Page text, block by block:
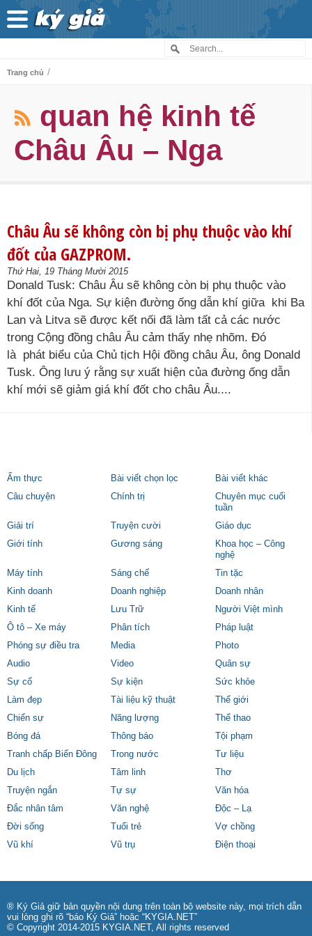
Trang chủ /
quan hệ kinh tế
Châu Âu – Nga
Châu Âu sẽ không còn bị phụ thuộc vào khí
đốt của GAZPROM.
Thứ Hai, 19 Tháng Mười 2015
Donald Tusk: Châu Âu sẽ không còn bị phụ thuộc vào
khí đốt của Nga. Sự kiện đường ống dẫn khí giữa khi Ba
Lan và Litva sẽ được kết nối đã làm tất cả các nước
trong Cộng đồng châu Âu cảm thấy nhẹ nhõm. Đó
là phát biểu của Chủ tịch Hội đồng châu Âu, ông Donald
Tusk. Ông lưu ý rằng sự xuất hiện của đường ống dẫn
khí mới sẽ giảm giá khí đốt cho châu Âu....
Ẩm thực Bài viết chọn lọc
Bài viết khác
Câu chuyện
Chính trị
Chuyên mục cuối
tuần
Giải trí
Truyện cười
Giáo dục
Giới tính
Gương sáng
Khoa học – Công
nghệ
Máy tính
Sáng chế
Tin tặc
Kinh doanh
Doanh nghiệp
Doanh nhân
Kinh tế
Lưu Trữ
Người Việt mình
Ô tô – Xe máy
Phân tích
Pháp luật
Phóng sự điều tra
Media
Photo
Audio
Video
Quân sự
Sự cố
Sự kiện
Sức khỏe
Làm đẹp
Tài liệu kỹ thuật
Thế giới
Chiến sự
Năng lượng
Thể thao
Bóng đá
Thông báo
Tội phạm
Tranh chấp Biển Đông
Trong nước
Tư liệu
Du lịch
Tâm linh
Thơ
Truyện ngắn
Tự sự
Văn hóa
Đắc nhân tâm
Văn nghệ
Độc – Lạ
Đời sống
Tuổi trẻ
Vợ chồng
Vũ khí
Vũ trụ Điện thoại
® Ký Giả giữ bản quyền nội dung trên toàn bộ website này, mọi trích dẫn
vui lòng ghi rõ “báo Ký Giả” hoặc “KYGIA.NET”
© Copyright 2014-2015 KYGIA.NET, All rights reserved